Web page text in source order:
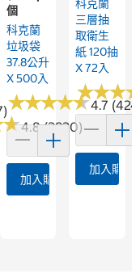
★
★4.8 (2920)
個
科克蘭
垃圾袋
37.8公升
X 500入
★★★★★
★★★★★4.7
加入購物車
科克蘭
三層抽
取衛生
紙 120抽
X 72入
★★★
★★★
加入購物